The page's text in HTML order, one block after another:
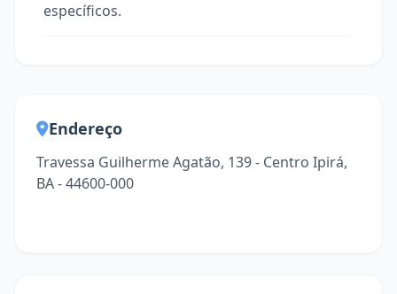
específicos.
Endereço
Travessa Guilherme Agatão, 139 - Centro Ipirá,
BA - 44600-000